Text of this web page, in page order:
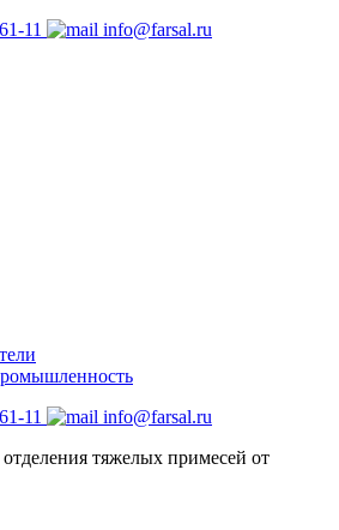
11
info@farsal.ru
11
info@farsal.ru
тяжелых примесей от